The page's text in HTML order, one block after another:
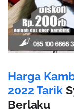
Harga
2022 Tarik
Berlaku